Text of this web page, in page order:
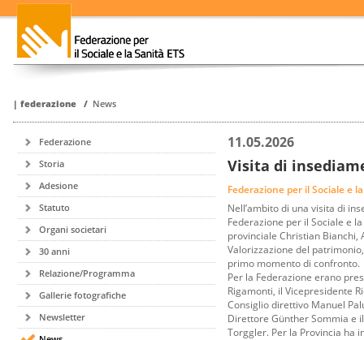
| federazione / News
Federazione
Storia
Adesione
Statuto
Organi societari
30 anni
Relazione/Programma
Gallerie fotografiche
Newsletter
11.05.2026
Visita di
Federazione per il Sociale e
Nell’ambito di una visita di
Federazione per il Sociale e
provinciale Christian Bianchi,
Valorizzazione del
primo momento di confronto.
Per la Federazione erano
Rigamonti, il Vicepresidente
Consiglio direttivo Manuel
Direttore Günther Sommia e
Torggler. Per la Provincia ha